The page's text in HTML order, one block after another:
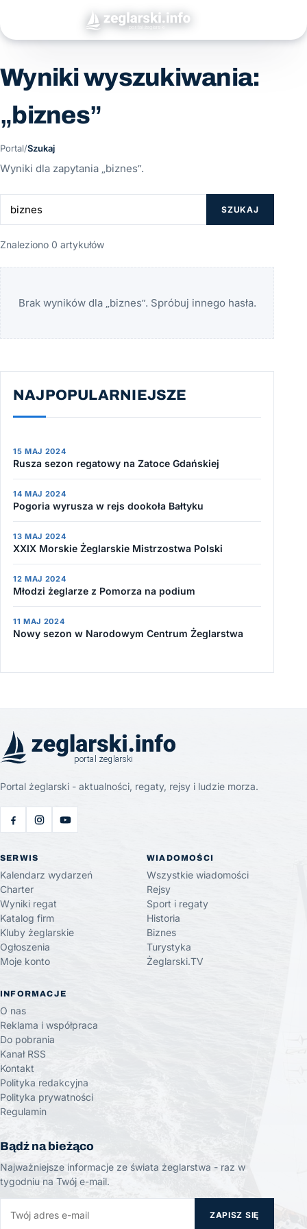
Wyniki wyszukiwania:
„biznes”
Portal/Szukaj
Wyniki dla zapytania „biznes”.
SZUKAJ
Znaleziono 0 artykułów
Brak wyników dla „biznes”. Spróbuj innego hasła.
NAJPOPULARNIEJSZE
15 MAJ 2024
Rusza sezon regatowy na Zatoce Gdańskiej
14 MAJ 2024
Pogoria wyrusza w rejs dookoła Bałtyku
13 MAJ 2024
XXIX Morskie Żeglarskie Mistrzostwa Polski
12 MAJ 2024
Młodzi żeglarze z Pomorza na podium
11 MAJ 2024
Nowy sezon w Narodowym Centrum Żeglarstwa
Portal żeglarski - aktualności, regaty, rejsy i ludzie morza.
SERWIS
Kalendarz wydarzeń
Charter
Wyniki regat
Katalog firm
Kluby żeglarskie
Ogłoszenia
Moje konto
WIADOMOŚCI
Wszystkie wiadomości
Rejsy
Sport i regaty
Historia
Biznes
Turystyka
Żeglarski.TV
INFORMACJE
O nas
Reklama i współpraca
Do pobrania
Kanał RSS
Kontakt
Polityka redakcyjna
Polityka prywatności
Regulamin
Bądź na bieżąco
Najważniejsze informacje ze świata żeglarstwa - raz w
tygodniu na Twój e-mail.
ZAPISZ SIĘ